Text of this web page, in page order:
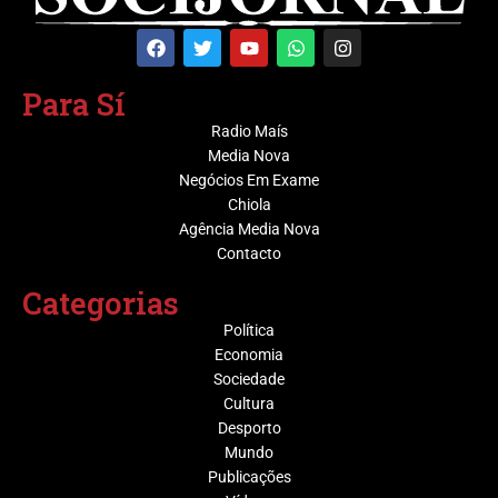
que sustentam a convivência em sociedade.
Para Sí
Radio Maís
Media Nova
Negócios Em Exame
Chiola
Agência Media Nova
Contacto
Categorias
Política
Economia
Sociedade
Cultura
Desporto
Mundo
Publicações